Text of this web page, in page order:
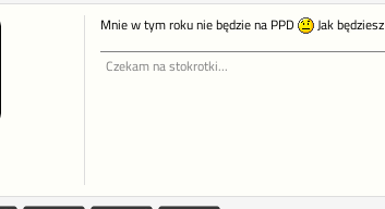
Mnie w tym roku nie będzie na PPD Jak będziesz
Czekam na stokrotki...